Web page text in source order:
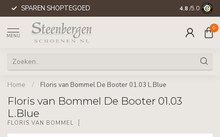
SPAREN SHOPTEGOED 4.8 /5.0
MENU
0
Home / Floris van Bommel De Booter 01.03 L.Blue
Floris van Bommel De Booter 01.03
L.Blue
FLORIS VAN BOMMEL